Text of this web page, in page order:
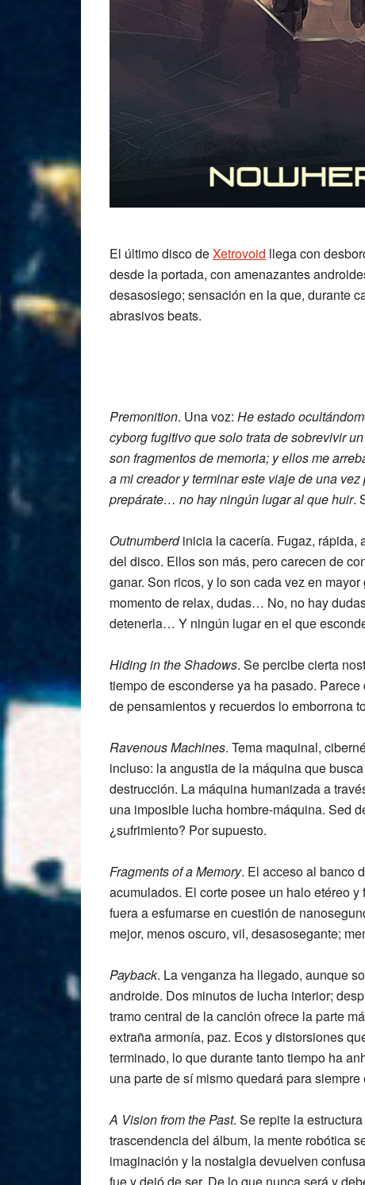
El último disco deXetrovoid llega con
desde la portada, con amenazantes
desasosiego; sensación en la que, durante
abrasivos beats.
Premonition. Una voz: He estado
cyborg fugitivo que solo trata de sobrevivir
son fragmentos de memoria; y ellos me
a mi creador y terminar este viaje de una
prepárate… no hay ningún lugar al que huir.
Outnumberdinicia la cacería. Fugaz, rápida,
del disco. Ellos son más, pero carecen de
ganar. Son ricos, y lo son cada vez en
momento de relax, dudas… No, no hay
detenerla… Y ningún lugar en el que
Hiding in the Shadows. Se percibe cierta
tiempo de esconderse ya ha pasado.
de pensamientos y recuerdos lo emborrona
Ravenous Machines. Tema maquinal,
incluso: la angustia de la máquina que
destrucción. La máquina humanizada a
una imposible lucha hombre-máquina. Sed
¿sufrimiento? Por supuesto.
Fragments of a Memory. El acceso al banco
acumulados. El corte posee un halo etéreo
fuera a esfumarse en cuestión de
mejor, menos oscuro, vil, desasosegante;
Payback. La venganza ha llegado, aunque
androide. Dos minutos de lucha interior;
tramo central de la canción ofrece la parte
extraña armonía, paz. Ecos y distorsiones
terminado, lo que durante tanto tiempo ha
una parte de sí mismo quedará para
A Vision from the Past. Se repite la
trascendencia del álbum, la mente robótica
imaginación y la nostalgia devuelven